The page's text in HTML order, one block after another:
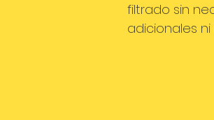
filtrado sin
adicionales